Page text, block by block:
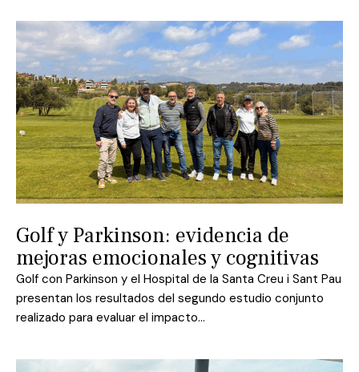
Golf y Parkinson: evidencia de
mejoras emocionales y cognitivas
Golf con Parkinson y el Hospital de la Santa Creu i Sant Pau
presentan los resultados del segundo estudio conjunto
realizado para evaluar el impacto…